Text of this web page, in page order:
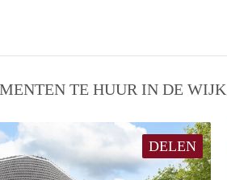
TE HUUR IN DE
DELEN